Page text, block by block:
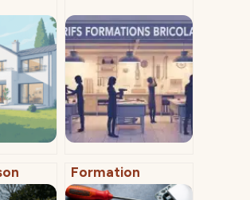
Formation
bricolage au Lab